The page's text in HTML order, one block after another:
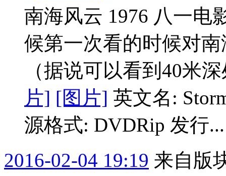
南海风云 1976 八一电
候第一次看的时候对
（据说可以看到40米
片] [图片] 英文名:
源格式: DVDRip 发行
2016-02-04 19:19 来自版